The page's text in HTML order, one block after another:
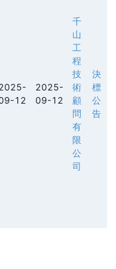
12
2025-
09-12
千
山
工
程
技
術
顧
問
有
限
公
司
決
標
公
告